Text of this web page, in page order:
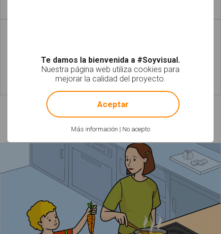
Leer más Leer más
Láminas relacionadas
Te damos la bienvenida a #Soyvisual.
Nuestra página web utiliza cookies para
mejorar la calidad del proyecto.
Más información | No acepto
! Not valid!
Aceptar